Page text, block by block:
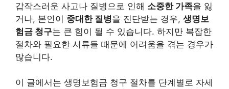
갑작스러운 사고나 질병으로 인해 소중한 가족을 잃
거나, 본인이 중대한 질병을 진단받는 경우, 생명보
험금 청구는 큰 힘이 될 수 있습니다. 하지만 복잡한
절차와 필요한 서류들 때문에 어려움을 겪는 경우가
많습니다.
이 글에서는 생명보험금 청구 절차를 단계별로 자세